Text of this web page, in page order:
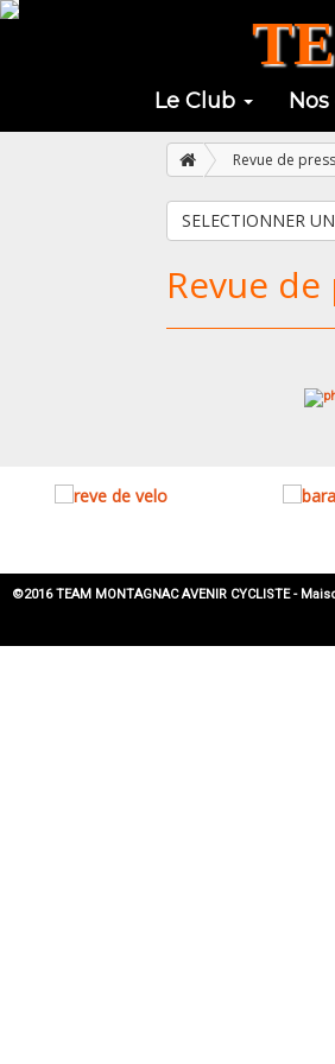
Le Club
Revue de
Revue
©2016 TEAM MONTAGNAC AVENIR CYCLISTE -